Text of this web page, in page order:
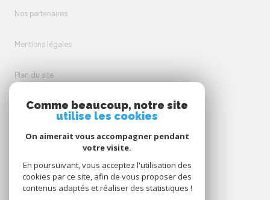
Nos partenaires
Mentions légales
Plan du site
Admin
Politique RGPD
Cookies
Comme beaucoup, notre site
utilise les cookies
On aimerait vous accompagner pendant
votre visite.
En poursuivant, vous acceptez l'utilisation des
cookies par ce site, afin de vous proposer des
contenus adaptés et réaliser des statistiques !